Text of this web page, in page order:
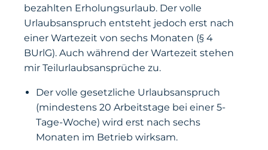
bezahlten Erholungsurlaub. Der volle
Urlaubsanspruch entsteht jedoch erst nach
einer Wartezeit von sechs Monaten (§ 4
BUrlG). Auch während der Wartezeit stehen
mir Teilurlaubsansprüche zu.
Der volle gesetzliche Urlaubsanspruch
(mindestens 20 Arbeitstage bei einer 5-
Tage-Woche) wird erst nach sechs
Monaten im Betrieb wirksam.